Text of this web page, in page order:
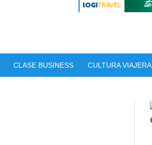
CLASE BUSINESS CULTURA VIAJERA